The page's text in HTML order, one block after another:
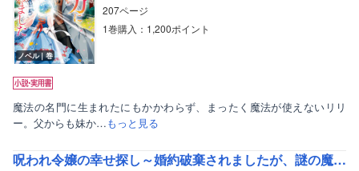
ノベル｜巻
207ページ
1巻購入：1,200ポイント
魔法の名門に生まれたにもかかわらず、まったく魔法が使えないリリ
ー。父からも妹か…もっと見る
呪われ令嬢の幸せ探し～婚約破棄されましたが、謎の魔法使いに出会って人生が変わりました～（コミック）